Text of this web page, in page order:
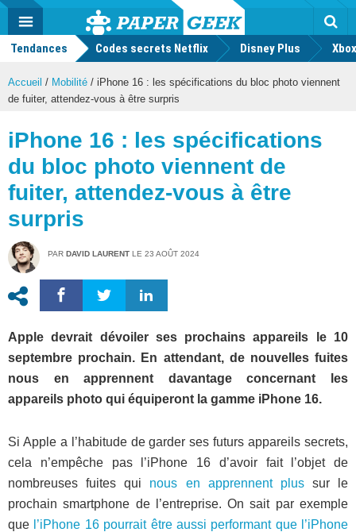
Actu
geek
MENU
Tendances Codes secrets Netflix Disney Plus
Accueil / Mobilité / iPhone 16 : les spécifications du bloc photo viennent
de fuiter, attendez-vous à être surpris
iPhone 16 : les spécifications
du bloc photo viennent de
fuiter, attendez-vous à être
surpris
PAR DAVID LAURENT LE 23 AOÛT 2024
Apple devrait dévoiler ses prochains appareils le 10
septembre prochain. En attendant, de nouvelles fuites
nous en apprennent davantage concernant les
appareils photo qui équiperont la gamme iPhone 16.
Si Apple a l’habitude de garder ses futurs appareils secrets,
cela n’empêche pas l’iPhone 16 d’avoir fait l’objet de
nombreuses fuites qui nous en apprennent plussur le
prochain smartphone de l’entreprise. On sait par exemple
que l’iPhone 16 pourrait être aussi performant que l’iPhone
Mode
FacebookTwitter Youtube